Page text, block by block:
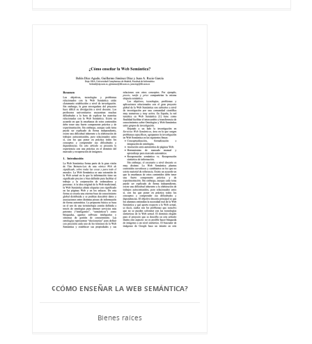
¢CÓMO ENSEÑAR LA WEB SEMÁNTICA?
Bienes raíces